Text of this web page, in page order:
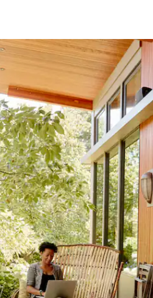
teclas de las flechas hacia arriba